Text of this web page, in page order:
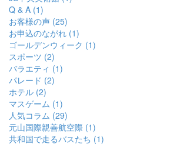
Q & A (1)
お客様の声 (25)
お申込のながれ (1)
ゴールデンウィーク (1)
スポーツ (2)
バラエティ (1)
パレード (2)
ホテル (2)
マスゲーム (1)
人気コラム (29)
元山国際親善航空際 (1)
共和国で走るバスたち (1)